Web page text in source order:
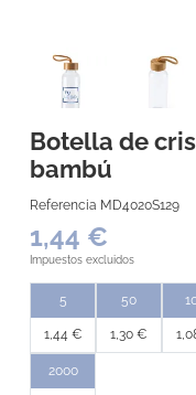
Botella de
bambú
Referencia MD4020S129
1,44 €
Impuestos excluidos
5
1,44 €
50
1,30 €
2000